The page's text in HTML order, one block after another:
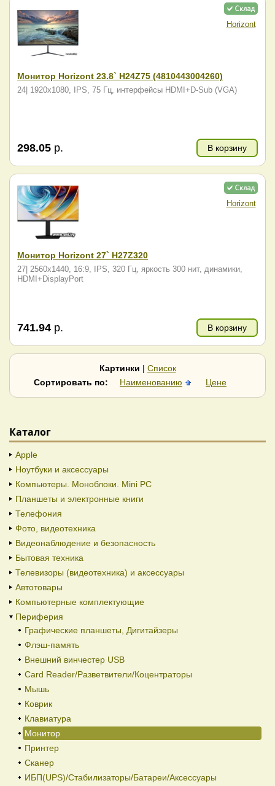
Horizont
Монитор Horizont 23.8` H24Z75 (4810443004260)
24| 1920x1080, IPS, 75 Гц, интерфейсы HDMI+D-Sub (VGA)
298.05 р. В корзину
Horizont
Монитор Horizont 27` H27Z320
27| 2560x1440, 16:9, IPS, 320 Гц, яркость 300 нит, динамики,
HDMI+DisplayPort
741.94 р. В корзину
Картинки | Список
Сортировать по:
Наименованию Цене
Каталог
Apple
Ноутбуки и аксессуары
Компьютеры. Моноблоки. Mini PC
Планшеты и электронные книги
Телефония
Фото, видеотехника
Видеонаблюдение и безопасность
Бытовая техника
Телевизоры (видеотехника) и аксессуары
Автотовары
Компьютерные комплектующие
Периферия
Графические планшеты, Дигитайзеры
Флэш-память
Внешний винчестер USB
Card Reader/Разветвители/Коцентраторы
Мышь
Коврик
Клавиатура
Монитор
Принтер
Сканер
ИБП(UPS)/Стабилизаторы/Батареи/Аксессуары